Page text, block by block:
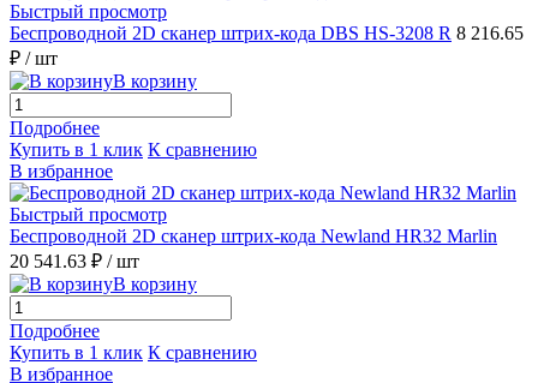
Быстрый просмотр
Беспроводной 2D сканер штрих-кода DBS HS-3208 R 8 216.65
₽ / шт
В корзину
Подробнее
Купить в 1 клик К сравнению
В избранное
Быстрый просмотр
Беспроводной 2D сканер штрих-кода Newland HR32 Marlin
20 541.63 ₽ / шт
В корзину
Подробнее
Купить в 1 клик К сравнению
В избранное